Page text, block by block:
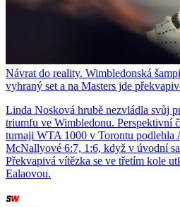
Návrat do reality. Wimbledonská
vyhraný set a na Masters jde
Linda Nosková hrubě nezvládla svůj
triumfu ve Wimbledonu. Perspektivní
turnaji WTA 1000 v Torontu podlehla
McNallyové 6:7, 1:6, když v úvodní
Překvapivá vítězka se ve třetím kole
Ealaovou.